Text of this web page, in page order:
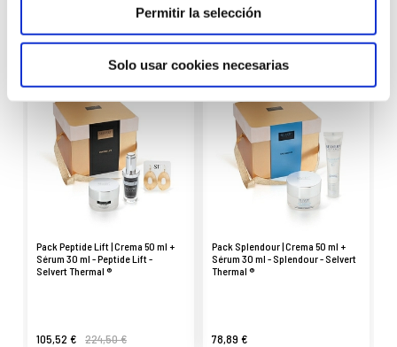
Permitir la selección
Solo usar cookies necesarias
-53%
Pack Peptide Lift | Crema 50 ml +
Sérum 30 ml - Peptide Lift -
Selvert Thermal ®
105,52 € 224,50 €
Pack Splendour | Crema 50 ml +
Sérum 30 ml - Splendour - Selvert
Thermal ®
78,89 €